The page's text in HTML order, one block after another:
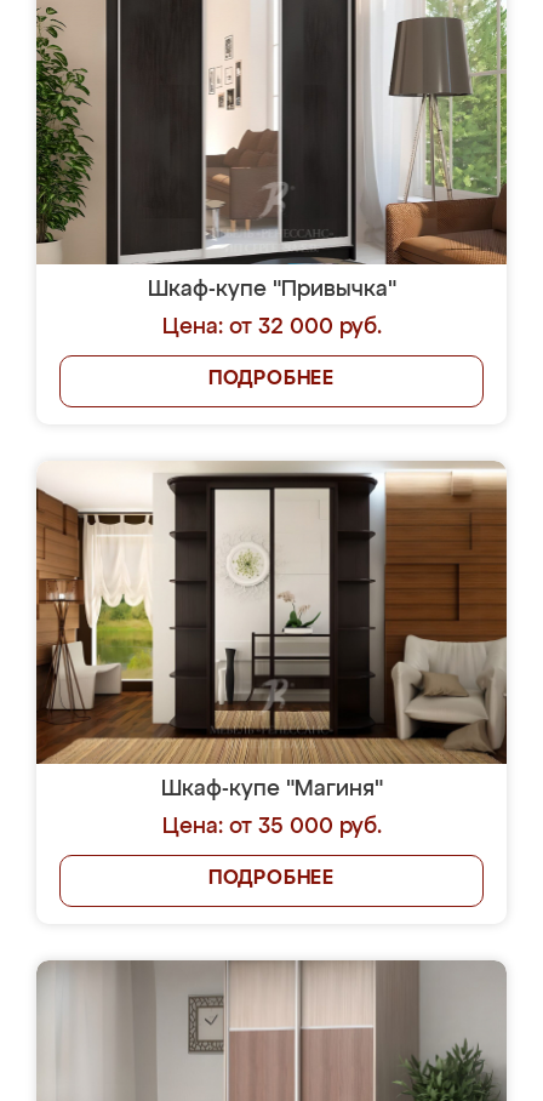
Шкаф-купе "Привычка"
Цена: от 32 000 руб.
ПОДРОБНЕЕ
Шкаф-купе "Магиня"
Цена: от 35 000 руб.
ПОДРОБНЕЕ